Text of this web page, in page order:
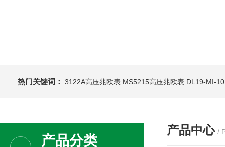
热门关键词： 3122A高压兆欧表 MS5215高压兆欧表 DL19-MI-
产品分类
产品中心 /